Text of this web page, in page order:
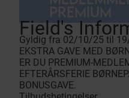
Field's
Gyldig fra 02/10/25 til
EKSTRA GAVE MED
ER DU PREMIUM-
EFTERÅRSFERIE
BONUSGAVE.